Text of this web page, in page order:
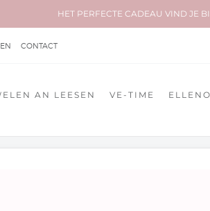
HET PERFECTE CADEAU VIND JE
CONTACT
AN LEESEN VE-TIME